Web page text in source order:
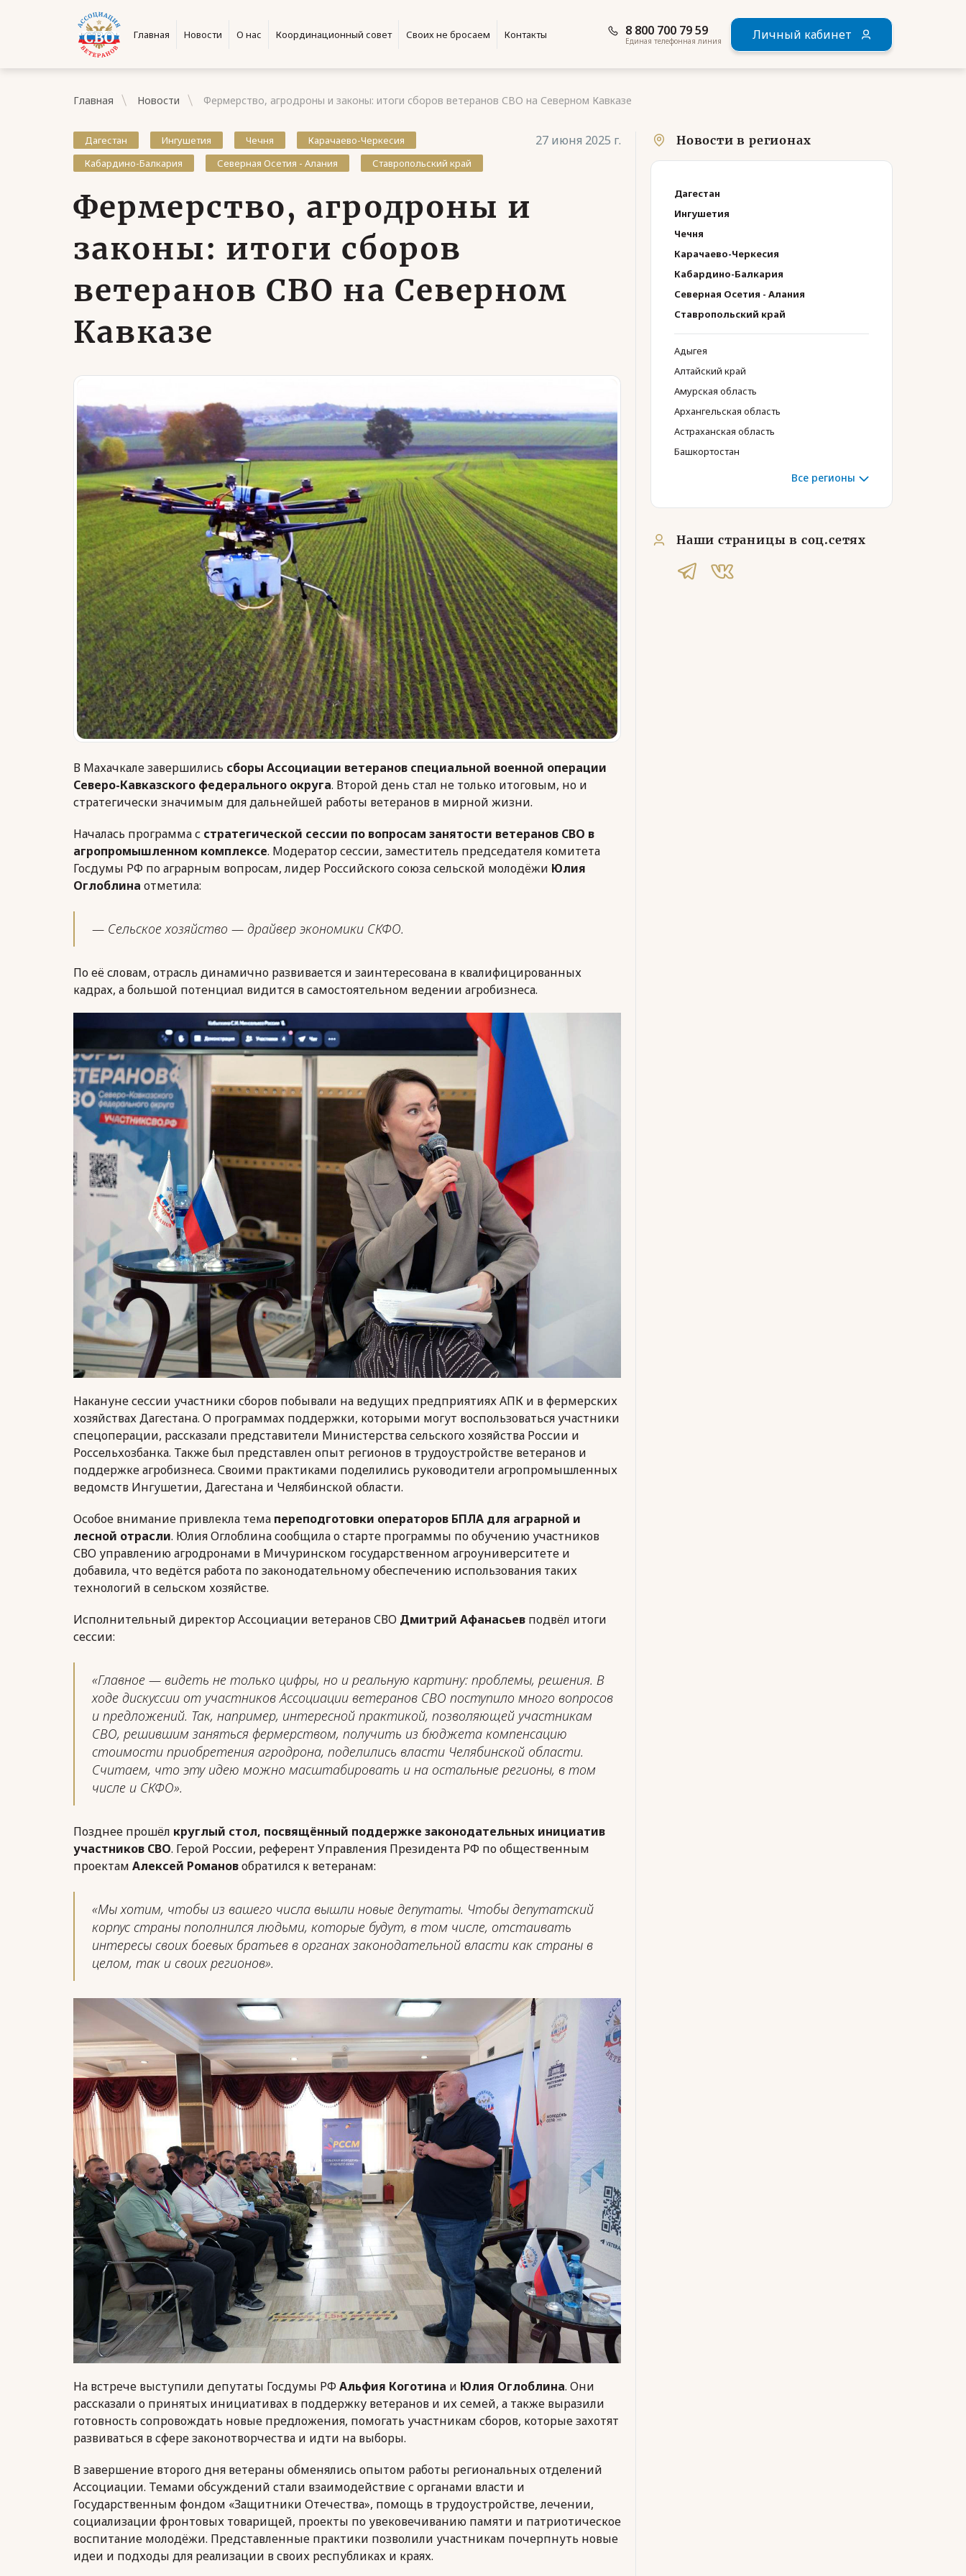
Главная Новости О нас Координационный совет Своих не бросаем Контакты 8 800 700 79 59
Единая телефонная линия Личный кабинет
Главная Новости Фермерство, агродроны и законы: итоги сборов ветеранов СВО на Северном Кавказе
Дагестан Ингушетия Чечня
Карачаево-Черкесия
Кабардино-Балкария
Северная Осетия - Алания Ставропольский край
27 июня 2025 г.
Фермерство, агродроны и
законы: итоги сборов
ветеранов СВО на Северном
Кавказе
В Махачкале завершились сборы Ассоциации ветеранов специальной военной операции
Северо-Кавказского федерального округа. Второй день стал не только итоговым, но и
стратегически значимым для дальнейшей работы ветеранов в мирной жизни.
Началась программа с стратегической сессии по вопросам занятости ветеранов СВО в
агропромышленном комплексе. Модератор сессии, заместитель председателя комитета
Госдумы РФ по аграрным вопросам, лидер Российского союза сельской молодёжи Юлия
Оглоблина отметила:
— Сельское хозяйство — драйвер экономики СКФО.
По её словам, отрасль динамично развивается и заинтересована в квалифицированных
кадрах, а большой потенциал видится в самостоятельном ведении агробизнеса.
Накануне сессии участники сборов побывали на ведущих предприятиях АПК и в фермерских
хозяйствах Дагестана. О программах поддержки, которыми могут воспользоваться участники
спецоперации, рассказали представители Министерства сельского хозяйства России и
Россельхозбанка. Также был представлен опыт регионов в трудоустройстве ветеранов и
поддержке агробизнеса. Своими практиками поделились руководители агропромышленных
ведомств Ингушетии, Дагестана и Челябинской области.
Особое внимание привлекла тема переподготовки операторов БПЛА для аграрной и
лесной отрасли. Юлия Оглоблина сообщила о старте программы по обучению участников
СВО управлению агродронами в Мичуринском государственном агроуниверситете и
добавила, что ведётся работа по законодательному обеспечению использования таких
технологий в сельском хозяйстве.
Исполнительный директор Ассоциации ветеранов СВО Дмитрий Афанасьев подвёл итоги
сессии:
«Главное — видеть не только цифры, но и реальную картину: проблемы, решения. В
ходе дискуссии от участников Ассоциации ветеранов СВО поступило много вопросов
и предложений. Так, например, интересной практикой, позволяющей участникам
СВО, решившим заняться фермерством, получить из бюджета компенсацию
стоимости приобретения агродрона, поделились власти Челябинской области.
Считаем, что эту идею можно масштабировать и на остальные регионы, в том
числе и СКФО».
Позднее прошёл круглый стол, посвящённый поддержке законодательных инициатив
участников СВО. Герой России, референт Управления Президента РФ по общественным
проектам Алексей Романовобратился к ветеранам:
«Мы хотим, чтобы из вашего числа вышли новые депутаты. Чтобы депутатский
корпус страны пополнился людьми, которые будут, в том числе, отстаивать
интересы своих боевых братьев в органах законодательной власти как страны в
целом, так и своих регионов».
На встрече выступили депутаты Госдумы РФАльфия Коготина и Юлия Оглоблина. Они
рассказали о принятых инициативах в поддержку ветеранов и их семей, а также выразили
готовность сопровождать новые предложения, помогать участникам сборов, которые захотят
развиваться в сфере законотворчества и идти на выборы.
В завершение второго дня ветераны обменялись опытом работы региональных отделений
Ассоциации. Темами обсуждений стали взаимодействие с органами власти и
Государственным фондом «Защитники Отечества», помощь в трудоустройстве, лечении,
социализации фронтовых товарищей, проекты по увековечиванию памяти и патриотическое
воспитание молодёжи. Представленные практики позволили участникам почерпнуть новые
идеи и подходы для реализации в своих республиках и краях.
Новости в регионах
Дагестан
Ингушетия
Чечня
Карачаево-Черкесия
Кабардино-Балкария
Северная Осетия - Алания
Ставропольский край
Адыгея
Алтайский край
Амурская область
Архангельская область
Астраханская область
Башкортостан
Все регионы
Наши страницы в соц.сетях